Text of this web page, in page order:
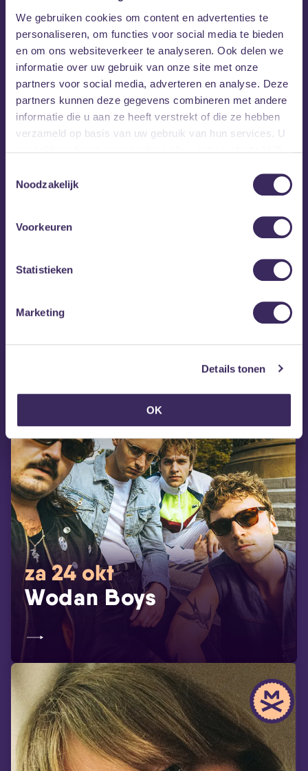
We gebruiken cookies om content en advertenties te
personaliseren, om functies voor social media te bieden
en om ons websiteverkeer te analyseren. Ook delen we
informatie over uw gebruik van onze site met onze
partners voor social media, adverteren en analyse. Deze
partners kunnen deze gegevens combineren met andere
informatie die u aan ze heeft verstrekt of die ze hebben
verzameld op basis van uw gebruik van hun services. U
Noodzakelijk
Voorkeuren
Statistieken
Marketing
Details tonen
OK
MEZZ tipt
za 24 okt
Wodan Boys